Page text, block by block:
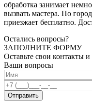
обработка занимает
вызвать мастера. По
приезжает бесплатно.
Остались вопросы?
ЗАПОЛНИТЕ ФОРМУ
Оставьте свои контакты
Ваши вопросы